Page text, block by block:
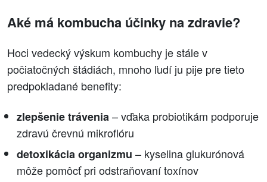
Aké má kombucha účinky na zdravie?
Hoci vedecký výskum kombuchy je stále v
počiatočných štádiách, mnoho ľudí ju pije pre tieto
predpokladané benefity:
zlepšenie trávenia– vďaka probiotikám podporuje
zdravú črevnú mikroflóru
detoxikácia organizmu – kyselina glukurónová
môže pomôcť pri odstraňovaní toxínov